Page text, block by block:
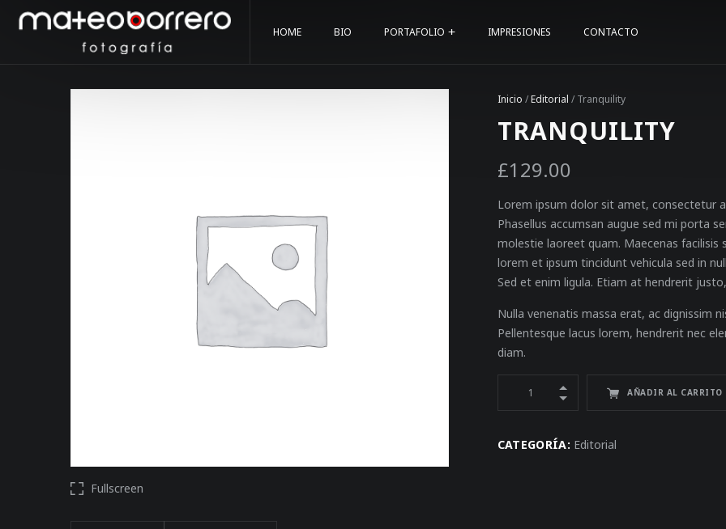
HOME BIO PORTAFOLIO IMPRESIONES CONTACTO
Fullscreen
Inicio /Editorial / Tranquility
TRANQUILITY
£129.00
Lorem ipsum dolor sit amet, consectetur
Phasellus accumsan augue sed mi porta
molestie laoreet quam. Maecenas facilisis
lorem et ipsum tincidunt vehicula sed in
Sed et enim ligula. Etiam at hendrerit
Nulla venenatis massa erat, ac dignissim
Pellentesque lacus lorem, hendrerit nec
diam.
AÑADIR AL CARRITO
CATEGORÍA: Editorial